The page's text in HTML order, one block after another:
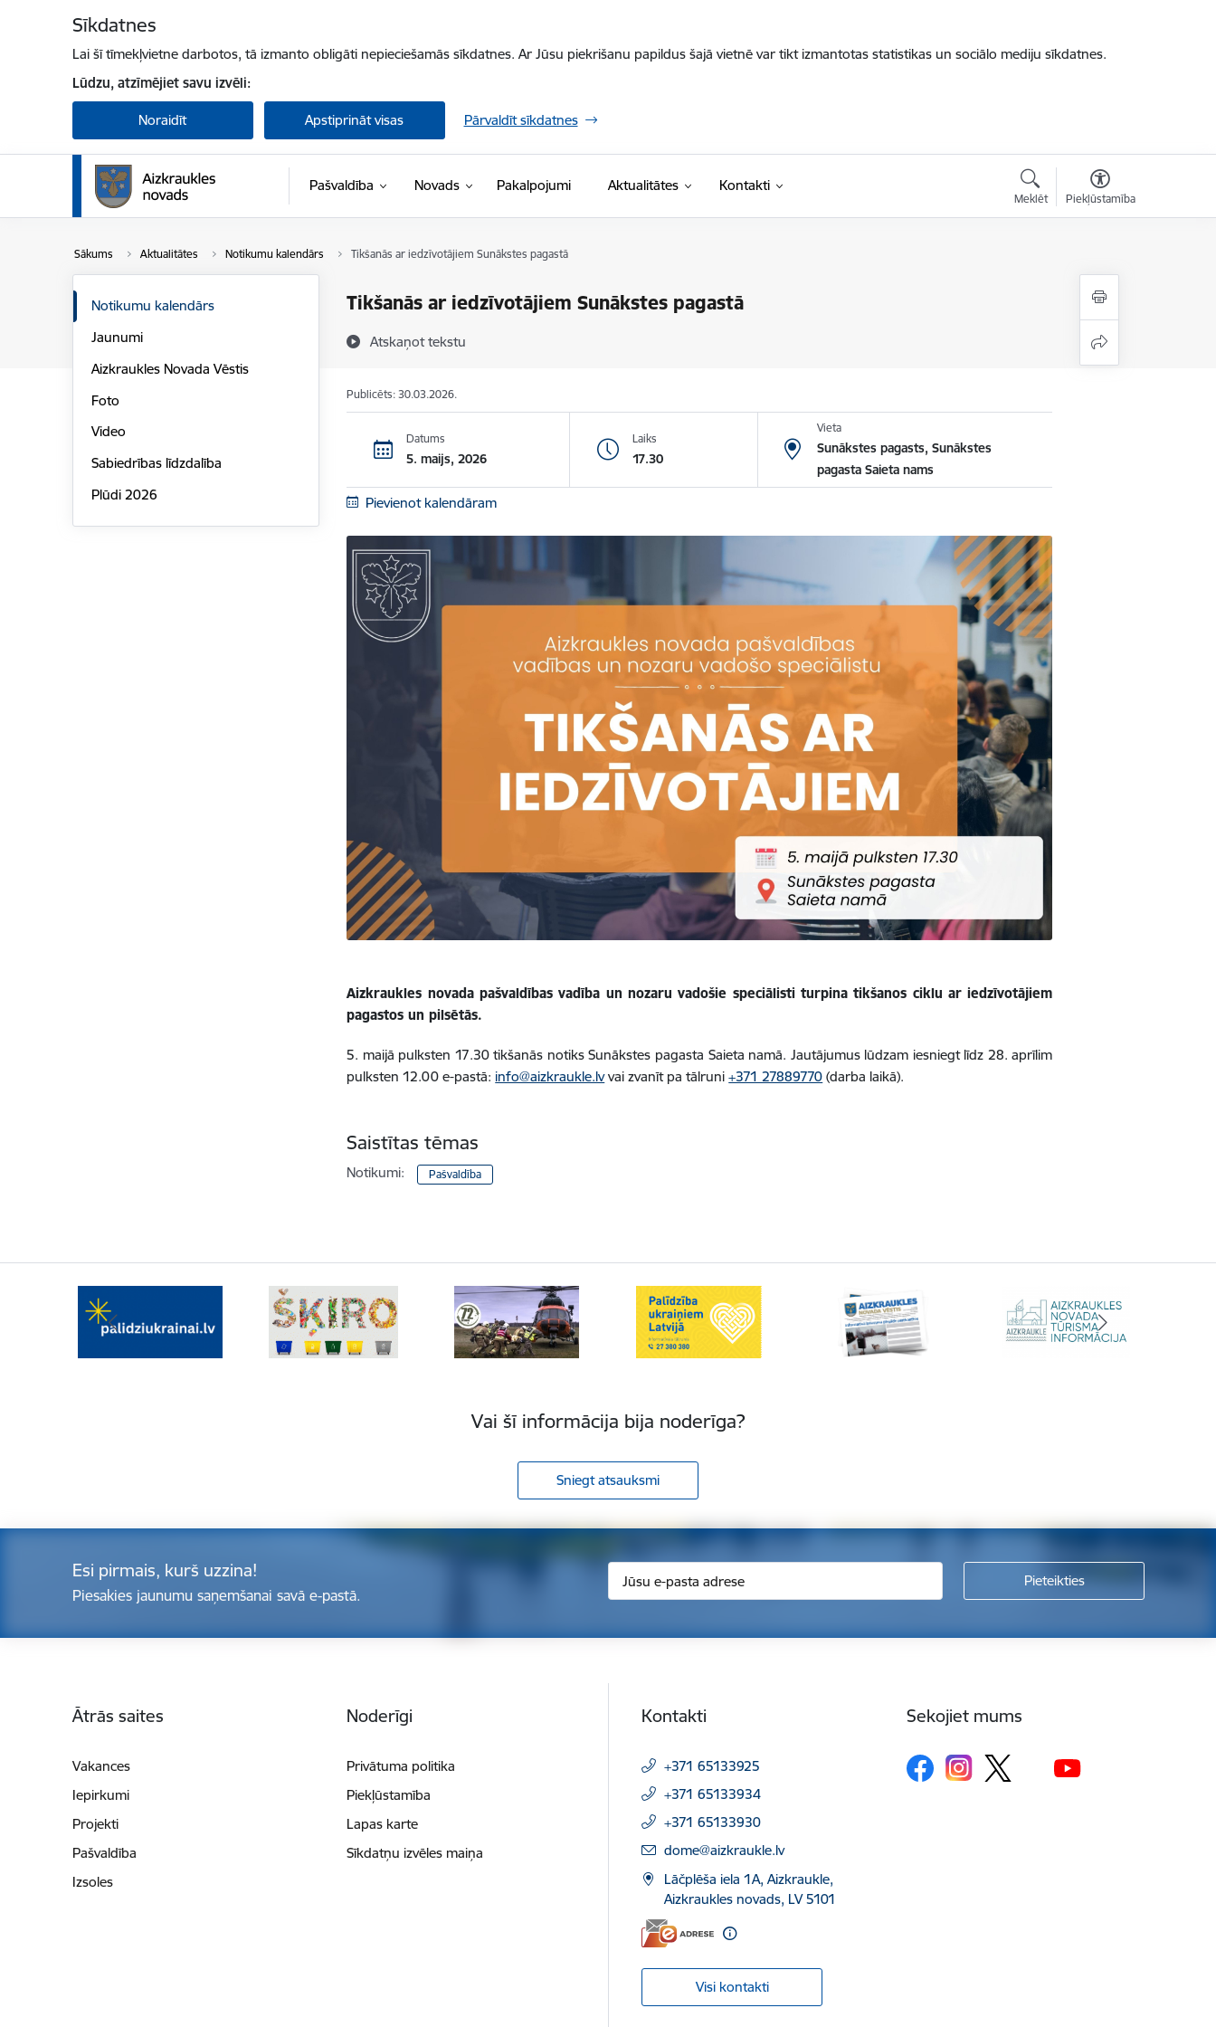
Sīkdatnes
Lai šī tīmekļvietne darbotos, tā izmanto obligāti nepieciešamās sīkdatnes. Ar Jūsu piekrišanu papildus šajā vietnē var tikt izmantotas statistikas un sociālo mediju sīkdatnes.
Lūdzu, atzīmējiet savu izvēli:
Noraidīt Apstiprināt visas Pārvaldīt sīkdatnes
Pašvaldība Novads Pakalpojumi Aktualitātes Kontakti
Meklēt Piekļūstamība
Sākums Aktualitātes Notikumu kalendārs Tikšanās ar iedzīvotājiem Sunākstes pagastā
Tikšanās ar iedzīvotājiem Sunākstes pagastā
Atskaņot tekstu
Notikumu kalendārs
Jaunumi
Aizkraukles Novada Vēstis
Foto
Video
Sabiedrības līdzdalība
Plūdi 2026
Publicēts: 30.03.2026.
Datums
5. maijs, 2026
Laiks
17.30
Vieta
Sunākstes pagasts, Sunākstes
pagasta Saieta nams
Pievienot kalendāram
Aizkraukles novada pašvaldības vadība un nozaru vadošie speciālisti turpina tikšanos ciklu ar iedzīvotājiem
pagastos un pilsētās.
5. maijā pulksten 17.30 tikšanās notiks Sunākstes pagasta Saieta namā. Jautājumus lūdzam iesniegt līdz 28. aprīlim
pulksten 12.00 e-pastā: info@aizkraukle.lvvai zvanīt pa tālruni+371 27889770 (darba laikā).
Saistītas tēmas
Notikumi: Pašvaldība
Vai šī informācija bija noderīga?
Sniegt atsauksmi
Esi pirmais, kurš uzzina!
Piesakies jaunumu saņemšanai savā e-pastā.
Ātrās saites
Vakances
Iepirkumi
Projekti
Pašvaldība
Izsoles
Noderīgi
Privātuma politika
Piekļūstamība
Lapas karte
Sīkdatņu izvēles maiņa
Kontakti
+371 65133925
+371 65133934
+371 65133930
E-pasts:
dome@aizkraukle.lv
Lāčplēša iela 1A, Aizkraukle,
Aizkraukles novads, LV 5101
Visi kontakti
Sekojiet mums